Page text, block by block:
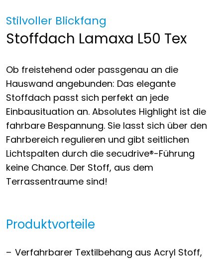
Stilvoller Blickfang
Stoffdach Lamaxa L50 Tex
Ob freistehend oder passgenau an die
Hauswand angebunden: Das elegante
Stoffdach passt sich perfekt an jede
Einbausituation an. Absolutes Highlight ist die
fahrbare Bespannung. Sie lasst sich über den
Fahrbereich regulieren und gibt seitlichen
Lichtspalten durch die secudrive®-Führung
keine Chance. Der Stoff, aus dem
Terrassentraume sind!
Produktvorteile
Verfahrbarer Textilbehang aus Acryl Stoff,